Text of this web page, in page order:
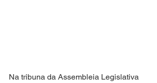
Na tribuna da Assembleia Legislativa